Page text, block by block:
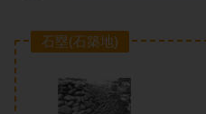
石塁(石築地)